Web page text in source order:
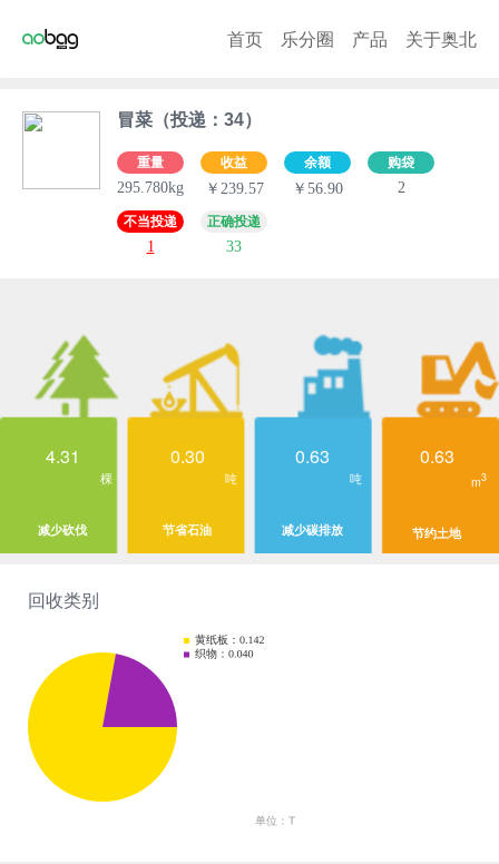
首页 乐分圈 产品 关于奥北
冒菜（投递：34）
重量
295.780kg
收益
￥239.57
余额
￥56.90
购袋
2
不当投递
1
正确投递
33
4.31
棵
减少砍伐
0.30
吨
节省石油
0.63
吨
减少碳排放
0.63
m3
节约土地
回收类别